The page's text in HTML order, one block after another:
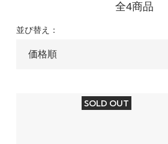
全4商品
並び替え：
SOLD OUT